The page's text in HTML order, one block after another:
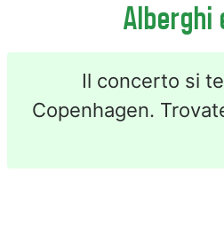
Alberghi
Il concerto si
Copenhagen.